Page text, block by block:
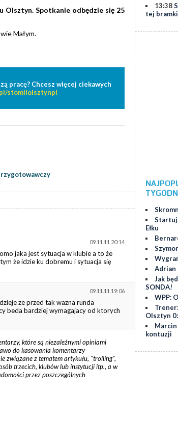
Olsztyn. Spotkanie odbędzie się 25
Małym.
pracę? Chcesz więcej ciekawych
stomilolsztynpl
09.11.11 20:14
jaka jest sytuacja w klubie a to że
że idzie ku dobremu i sytuacja się
09.11.11 19:06
ze przed tak wazna runda
beda bardziej wymagajacy od ktorych
które są niezależnymi opiniami
do kasowania komentarzy
związane z tematem artykułu, "trolling",
trzecich, klubów lub instytucji itp., a w
przez poszczególnych
13:38
tej bramki
Ełku
Adrian
Jak
SONDA!
WPP:
Olsztyn
Marcin
kontuzji